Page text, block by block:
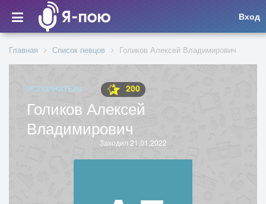
Вход
Главная Список певцов Голиков Алексей Владимирович
ИСПОЛНИТЕЛЬ 200
Голиков Алексей
Владимирович
Заходил 21.01.2022